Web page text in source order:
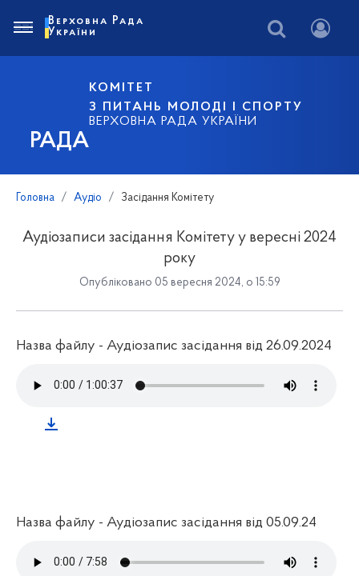
РАДА
КОМІТЕТ
З ПИТАНЬ МОЛОДІ І СПОРТУ
ВЕРХОВНА РАДА УКРАЇНИ
Верховна Рада
України
Головна Аудіо Засідання Комітету
Аудіозаписи засідання Комітету у вересні 2024
року
Опубліковано 05 вересня 2024, о 15:59
Назва файлу - Аудіозапис засідання від 26.09.2024
Назва файлу - Аудіозапис засідання від 05.09.24